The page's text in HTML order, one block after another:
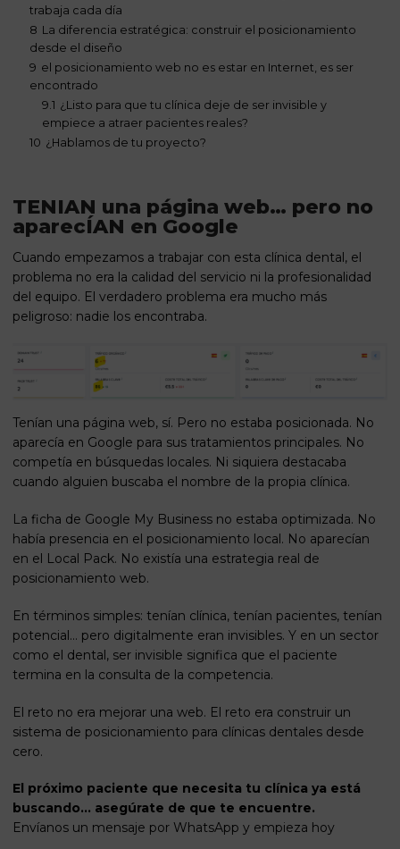
trabaja cada día
8 La diferencia estratégica: construir el posicionamiento
desde el diseño
9 el posicionamiento web no es estar en Internet, es ser
encontrado
9.1 ¿Listo para que tu clínica deje de ser invisible y
empiece a atraer pacientes reales?
10 ¿Hablamos de tu proyecto?
TENIAN una página web… pero no
aparecÍAN en Google
Cuando empezamos a trabajar con esta clínica dental, el
problema no era la calidad del servicio ni la profesionalidad
del equipo. El verdadero problema era mucho más
peligroso: nadie los encontraba.
Tenían una página web, sí. Pero no estaba posicionada. No
aparecía en Google para sus tratamientos principales. No
competía en búsquedas locales. Ni siquiera destacaba
cuando alguien buscaba el nombre de la propia clínica.
La ficha de Google My Business no estaba optimizada. No
había presencia en el posicionamiento local. No aparecían
en el Local Pack. No existía una estrategia real de
posicionamiento web.
En términos simples: tenían clínica, tenían pacientes, tenían
potencial… pero digitalmente eran invisibles. Y en un sector
como el dental, ser invisible significa que el paciente
termina en la consulta de la competencia.
El reto no era mejorar una web. El reto era construir un
sistema de posicionamiento para clínicas dentales desde
cero.
El próximo paciente que necesita tu clínica ya está
buscando… asegúrate de que te encuentre.
Envíanos un mensaje por WhatsApp y empieza hoy